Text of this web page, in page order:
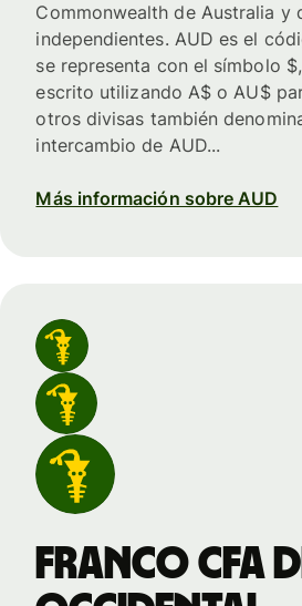
Commonwealth de Australia y
independientes. AUD es el
se representa con el símbolo
escrito utilizando A$ o AU$
otros divisas también
intercambio de AUD...
Más información sobre AUD
franco CFA